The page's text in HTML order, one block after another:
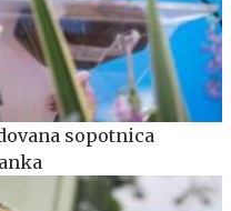
sopotnica